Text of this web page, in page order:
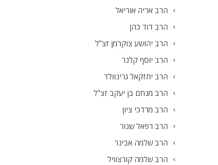
הרב אריה אוריאל
הרב דוד כהן
הרב יהושע צוקרמן זצ"ל
הרב יוסף קלנר
הרב יחזקאל גרינוולד
הרב מנחם בן יעקב זצ"ל
הרב מרדכי ציון
הרב רפאל שנור
הרב שלמה אבינר
הרב שלמה קורצוויל